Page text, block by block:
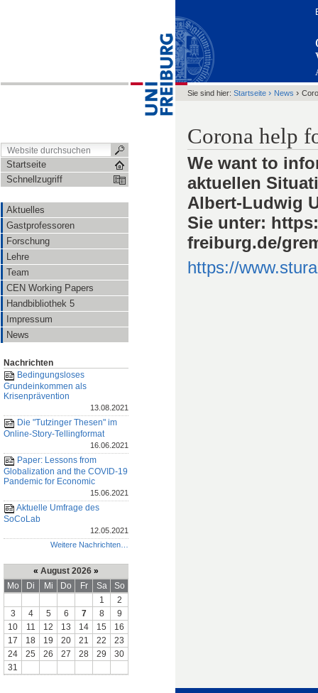
Startseite
Schnellzugriff
Aktuelles
Gastprofessoren
Forschung
Lehre
Team
CEN Working Papers
Handbibliothek 5
Impressum
News
Nachrichten
Bedingungsloses
Grundeinkommen als
Krisenprävention
13.08.2021
Die "Tutzinger Thesen" im
Online-Story-Tellingformat
16.06.2021
Paper: Lessons from
Globalization and the COVID-19
Pandemic for Economic
15.06.2021
Aktuelle Umfrage des
SoCoLab
12.05.2021
Weitere Nachrichten…
« August 2026 »
Mo
Di Mi Do Fr Sa
So
1
2
3
4 5 6 7 8
9
10
11 12 13 14 15
16
17
18 19 20 21 22
23
24
25 26 27 28 29
30
31
Sie sind hier: Startseite › News ›
Corona help
We want to
aktuellen
Albert-Ludwig
Sie unter:
freiburg.de/
https://